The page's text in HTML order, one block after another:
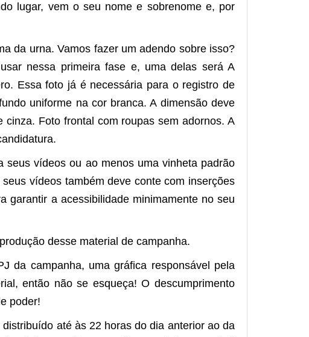
lugar, vem o seu nome e sobrenome e, por
da urna. Vamos fazer um adendo sobre isso?
nessa primeira fase e, uma delas será A
Essa foto já é necessária para o registro de
uniforme na cor branca. A dimensão deve
Foto frontal com roupas sem adornos. A
vídeos ou ao menos uma vinheta padrão
vídeos também deve conte com inserções
garantir a acessibilidade minimamente no seu
desse material de campanha.
campanha, uma gráfica responsável pela
então não se esqueça! O descumprimento
poder!
até às 22 horas do dia anterior ao da